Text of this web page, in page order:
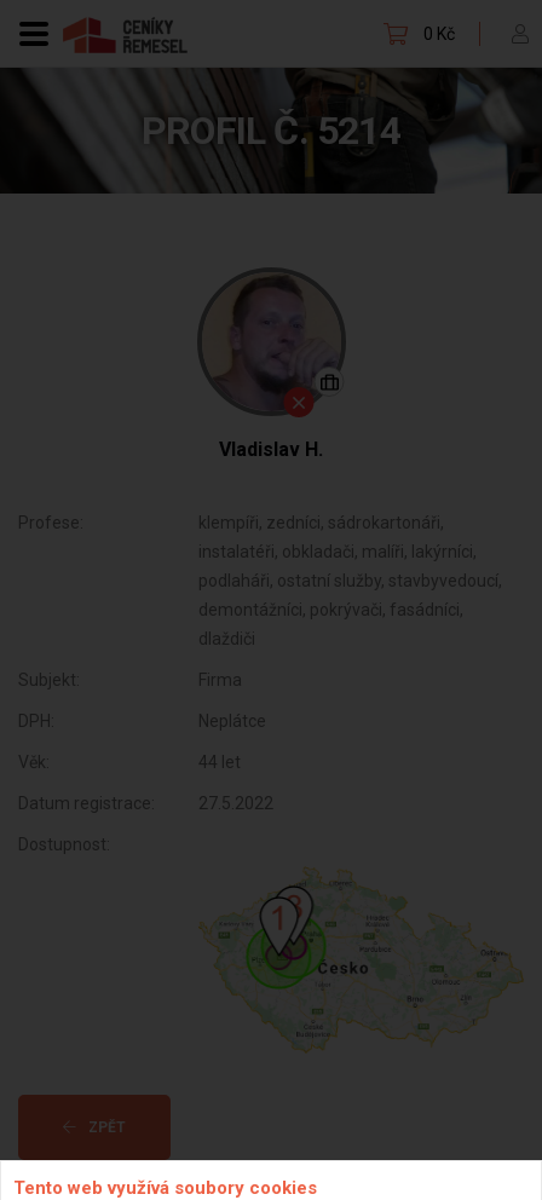
0 Kč
PROFIL Č. 5214
Vladislav H.
Profese:
klempíři, zedníci, sádrokartonáři,
instalatéři, obkladači, malíři, lakýrníci,
podlaháři, ostatní služby, stavbyvedoucí,
demontážníci, pokrývači, fasádníci,
dlaždiči
Subjekt: Firma
DPH: Neplátce
Věk: 44 let
Datum registrace: 27.5.2022
Dostupnost:
ZPĚT
Tento web využívá soubory cookies